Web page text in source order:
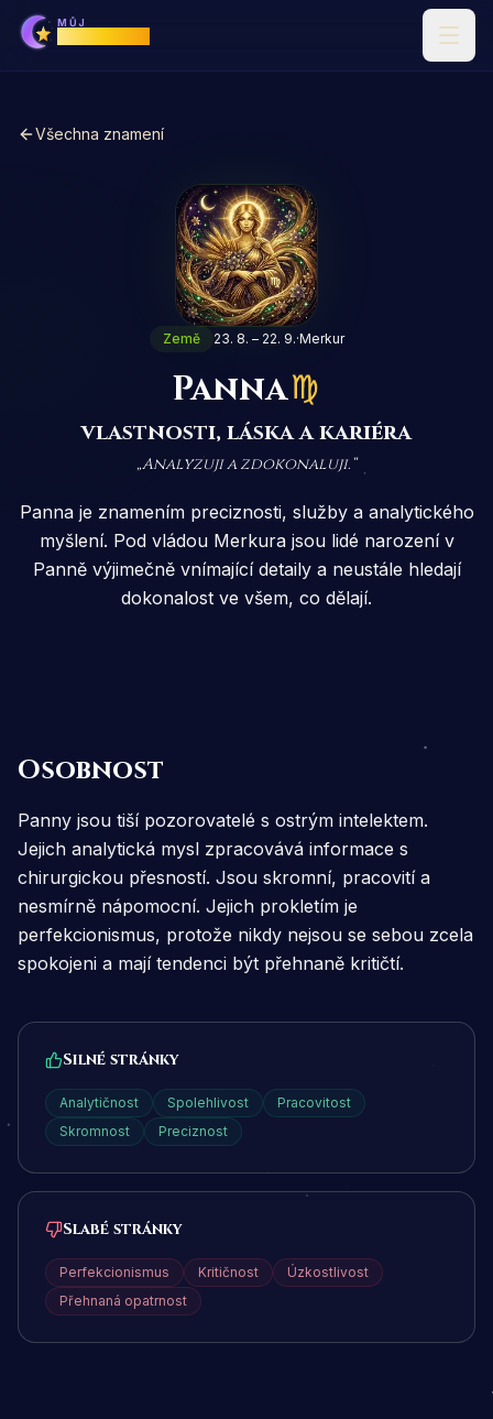
MŮJ
Všechna znamení
Země 23. 8. – 22. 9.·Merkur
Panna
vlastnosti, láska a kariéra
„Analyzuji a zdokonaluji. “
Panna je znamením preciznosti, služby a analytického
myšlení. Pod vládou Merkura jsou lidé narození v
Panně výjimečně vnímající detaily a neustále hledají
dokonalost ve všem, co dělají.
Osobnost
Panny jsou tiší pozorovatelé s ostrým intelektem.
Jejich analytická mysl zpracovává informace s
chirurgickou přesností. Jsou skromní, pracovití a
nesmírně nápomocní. Jejich prokletím je
perfekcionismus, protože nikdy nejsou se sebou zcela
spokojeni a mají tendenci být přehnaně kritičtí.
Silné stránky
Analytičnost Spolehlivost
Pracovitost
Skromnost
Preciznost
Slabé stránky
Perfekcionismus Kritičnost
Úzkostlivost
Přehnaná opatrnost